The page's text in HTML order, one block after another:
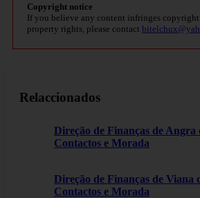
Copyright notice
If you believe any content infringes
property rights, please contact
Relaccionados
Direção de Finanças de Angra
Contactos e Morada
Direção de Finanças de Viana
Contactos e Morada